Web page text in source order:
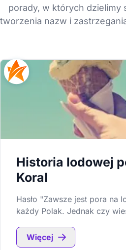
porady, w których dzielimy
tworzenia nazw i
Historia lodowej
Koral
Hasło "Zawsze jest pora na
każdy Polak. Jednak czy
Więcej